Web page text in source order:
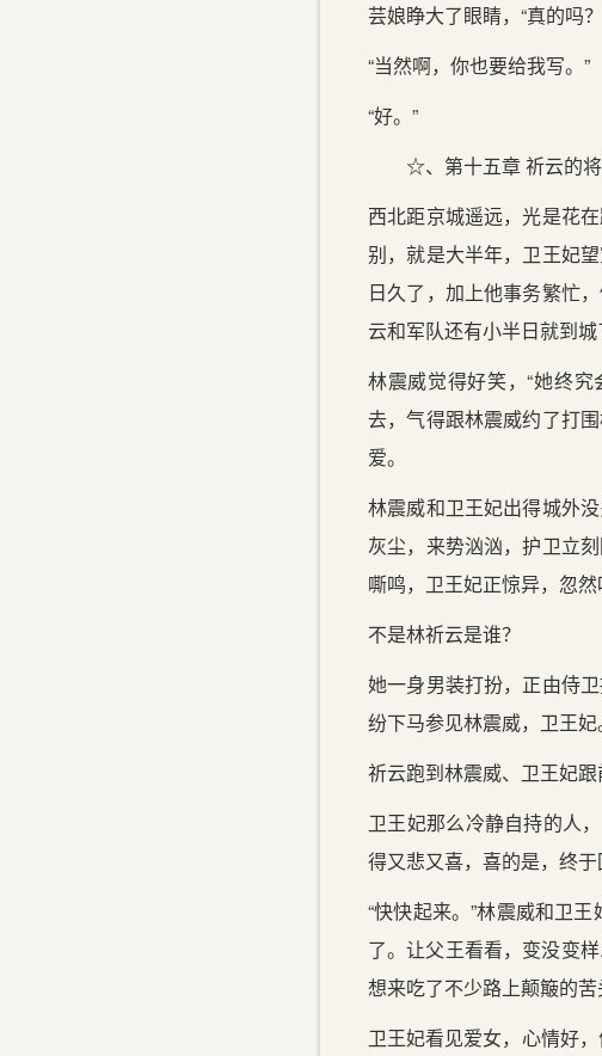
芸娘睁大了眼睛，“真的吗
“当然啊，你也要给我写。”
“好。”
☆、第十五章 祈云的
西北距京城遥远，光是花
别，就是大半年，卫王妃
日久了，加上他事务繁忙
云和军队还有小半日就到
林震威觉得好笑，“她终
去，气得跟林震威约了打
爱。
林震威和卫王妃出得城外
灰尘，来势汹汹，护卫立
嘶鸣，卫王妃正惊异，忽
不是林祈云是谁？
她一身男装打扮，正由侍
纷下马参见林震威，卫王妃
祈云跑到林震威、卫王妃
卫王妃那么冷静自持的人
得又悲又喜，喜的是，终
“快快起来。”林震威和卫
了。让父王看看，变没变
想来吃了不少路上颠簸的
卫王妃看见爱女，心情好